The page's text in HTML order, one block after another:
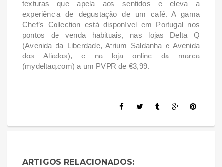
texturas que apela aos sentidos e eleva a
experiência de degustação de um café. A gama
Chef’s Collection está disponível em Portugal nos
pontos de venda habituais, nas lojas Delta Q
(Avenida da Liberdade, Atrium Saldanha e Avenida
dos Aliados), e na loja online da marca
(mydeltaq.com) a um PVPR de €3,99.
ARTIGOS RELACIONADOS: